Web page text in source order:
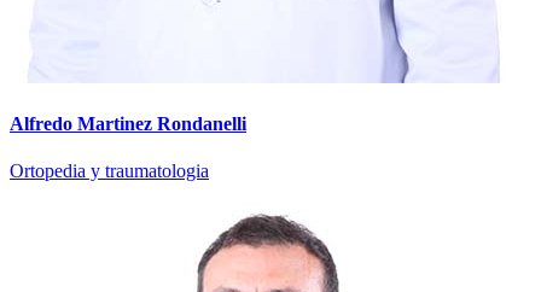
Alfredo Martinez Rondanelli
Ortopedia y traumatologia